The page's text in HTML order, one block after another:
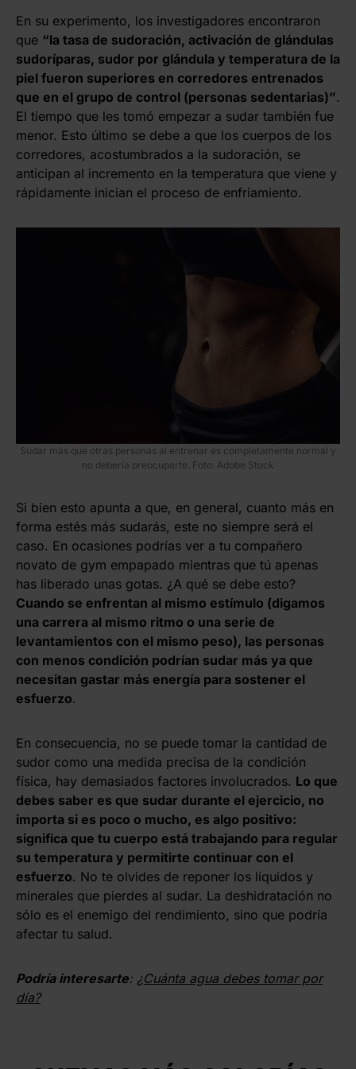
En su experimento, los investigadores encontraron
que “la tasa de sudoración, activación de glándulas
sudoríparas, sudor por glándula y temperatura de la
piel fueron superiores en corredores entrenados
que en el grupo de control (personas sedentarias)”.
El tiempo que les tomó empezar a sudar también fue
menor. Esto último se debe a que los cuerpos de los
corredores, acostumbrados a la sudoración, se
anticipan al incremento en la temperatura que viene y
rápidamente inician el proceso de enfriamiento.
Sudar más que otras personas al entrenar es completamente normal y
no debería preocuparte. Foto: Adobe Stock
Si bien esto apunta a que, en general, cuanto más en
forma estés más sudarás, este no siempre será el
caso. En ocasiones podrías ver a tu compañero
novato de gym empapado mientras que tú apenas
has liberado unas gotas. ¿A qué se debe esto?
Cuando se enfrentan al mismo estímulo (digamos
una carrera al mismo ritmo o una serie de
levantamientos con el mismo peso), las personas
con menos condición podrían sudar más ya que
necesitan gastar más energía para sostener el
esfuerzo.
En consecuencia, no se puede tomar la cantidad de
sudor como una medida precisa de la condición
física, hay demasiados factores involucrados. Lo que
debes saber es que sudar durante el ejercicio, no
importa si es poco o mucho, es algo positivo:
significa que tu cuerpo está trabajando para regular
su temperatura y permitirte continuar con el
esfuerzo. No te olvides de reponer los líquidos y
minerales que pierdes al sudar. La deshidratación no
sólo es el enemigo del rendimiento, sino que podría
afectar tu salud.
Podría interesarte: ¿Cuánta agua debes tomar por
día?